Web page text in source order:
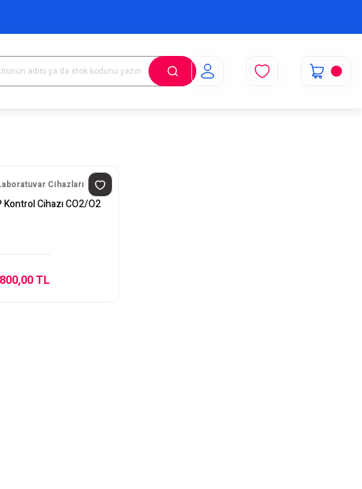
Cihazları
Cihazı CO2/O2
TL